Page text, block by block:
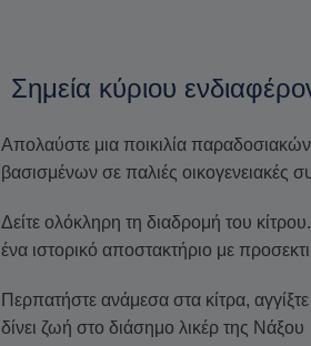
Σημεία κύριου
Απολαύστε μια ποικιλία
βασισμένων σε παλιές οικογενειακές
Δείτε ολόκληρη τη διαδρομή του
ένα ιστορικό αποστακτήριο με
Περπατήστε ανάμεσα στα κίτρα,
δίνει ζωή στο διάσημο λικέρ της Νάξου